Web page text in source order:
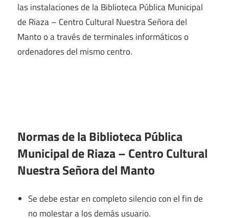
las instalaciones de la Biblioteca Pública Municipal
de Riaza – Centro Cultural Nuestra Señora del
Manto o a través de terminales informáticos o
ordenadores del mismo centro.
Normas de la Biblioteca Pública
Municipal de Riaza – Centro Cultural
Nuestra Señora del Manto
Se debe estar en completo silencio con el fin de
no molestar a los demás usuario.